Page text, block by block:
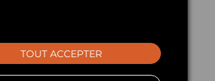
TOUT ACCEPTER